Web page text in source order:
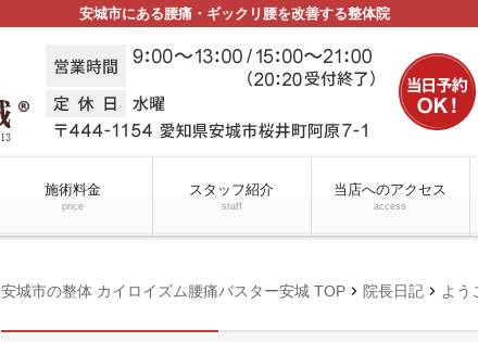
安城市にある腰痛・ギックリ腰を改善する整体院
施術料金
price
スタッフ紹介
staff
当店へのアクセス
access
安城市の整体 カイロイズム腰痛バスター安城 TOP chevron_right 院長日記 chevron_right よう